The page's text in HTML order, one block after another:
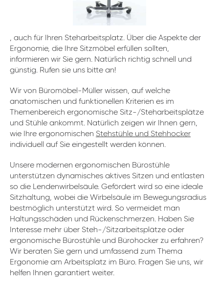
, auch für Ihren Steharbeitsplatz. Über die Aspekte der
Ergonomie, die Ihre Sitzmöbel erfüllen sollten,
informieren wir Sie gern. Natürlich richtig schnell und
günstig. Rufen sie uns bitte an!
Wir von Büromöbel-Müller wissen, auf welche
anatomischen und funktionellen Kriterien es im
Themenbereich ergonomische Sitz-/Steharbeitsplätze
und Stühle ankommt. Natürlich zeigen wir Ihnen gern,
wie Ihre ergonomischen Stehstühle und Stehhocker
individuell auf Sie eingestellt werden können.
Unsere modernen ergonomischen Bürostühle
unterstützen dynamisches aktives Sitzen und entlasten
so die Lendenwirbelsäule. Gefördert wird so eine ideale
Sitzhaltung, wobei die Wirbelsäule im Bewegungsradius
bestmöglich unterstützt wird. So vermeidet man
Haltungsschäden und Rückenschmerzen. Haben Sie
Interesse mehr über Steh-/Sitzarbeitsplätze oder
ergonomische Bürostühle und Bürohocker zu erfahren?
Wir beraten Sie gern und umfassend zum Thema
Ergonomie am Arbeitsplatz im Büro. Fragen Sie uns, wir
helfen Ihnen garantiert weiter.